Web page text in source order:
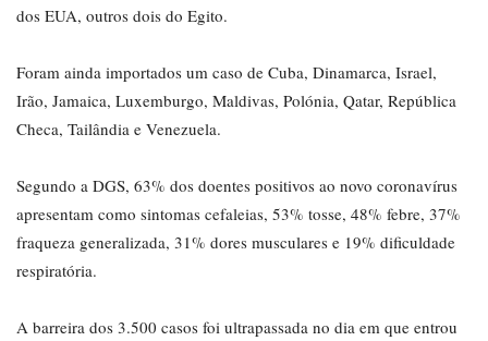
dos EUA, outros dois do Egito.
Foram ainda importados um caso de Cuba, Dinamarca, Israel,
Irão, Jamaica, Luxemburgo, Maldivas, Polónia, Qatar, República
Checa, Tailândia e Venezuela.
Segundo a DGS, 63% dos doentes positivos ao novo coronavírus
apresentam como sintomas cefaleias, 53% tosse, 48% febre, 37%
fraqueza generalizada, 31% dores musculares e 19% dificuldade
respiratória.
A barreira dos 3.500 casos foi ultrapassada no dia em que entrou